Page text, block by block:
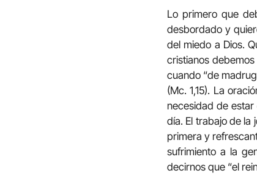
Lo primero que
desbordado y
del miedo a Dios.
cristianos
cuando “de
(Mc. 1,15). La
necesidad de
día. El trabajo de la
primera y
sufrimiento a la
decirnos que “el